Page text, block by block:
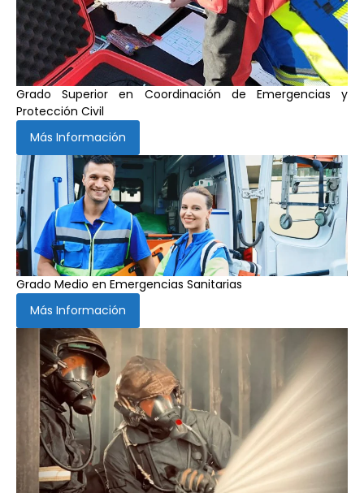
Grado Superior en Coordinación de Emergencias y
Protección Civil
Más Información
Grado Medio en Emergencias Sanitarias
Más Información